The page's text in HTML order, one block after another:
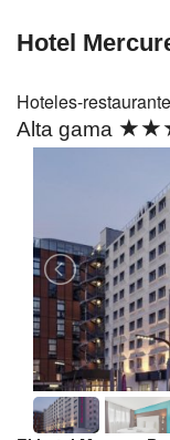
Hotel
Hoteles-restaurante
Alta gama